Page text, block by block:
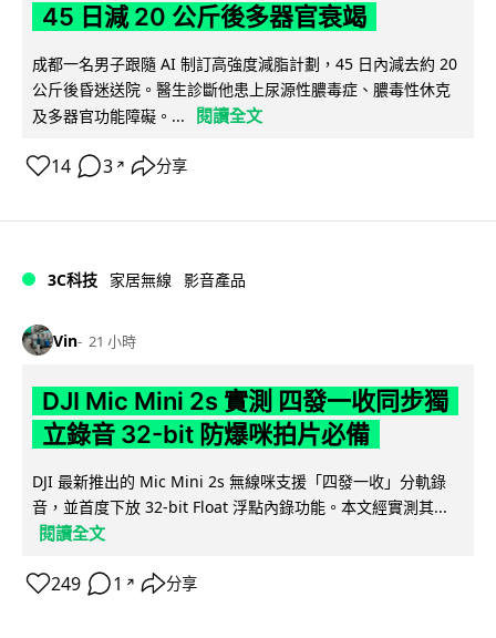
45 日減 20 公斤後多器官衰竭
成都一名男子跟隨 AI 制訂高強度減脂計劃，45 日內減去約 20
公斤後昏迷送院。醫生診斷他患上尿源性膿毒症、膿毒性休克
及多器官功能障礙。...
閱讀全文
14 3 ↗ 分享
3C科技 家居無線 影音產品
Vin 21 小時
DJI Mic Mini 2s 實測 四發一收同步獨
立錄音 32-bit 防爆咪拍片必備
DJI 最新推出的 Mic Mini 2s 無線咪支援「四發一收」分軌錄
音，並首度下放 32-bit Float 浮點內錄功能。本文經實測其...
閱讀全文
249 1 ↗ 分享